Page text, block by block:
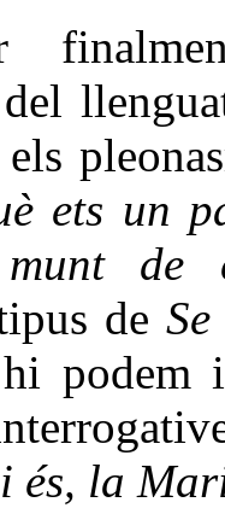
ets un
munt
de
podem
és, la